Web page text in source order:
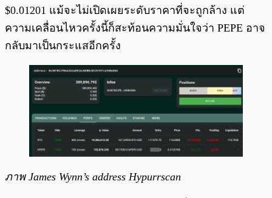
$0.01201 แม้จะไม่เปิดเผยระดับราคาที่จะถูกล้าง แต่
ความเคลื่อนไหวครั้งนี้ก็สะท้อนความมั่นใจว่า PEPE อาจ
กลับมาเป็นกระแสอีกครั้ง
ภาพ James Wynn’s address Hypurrscan